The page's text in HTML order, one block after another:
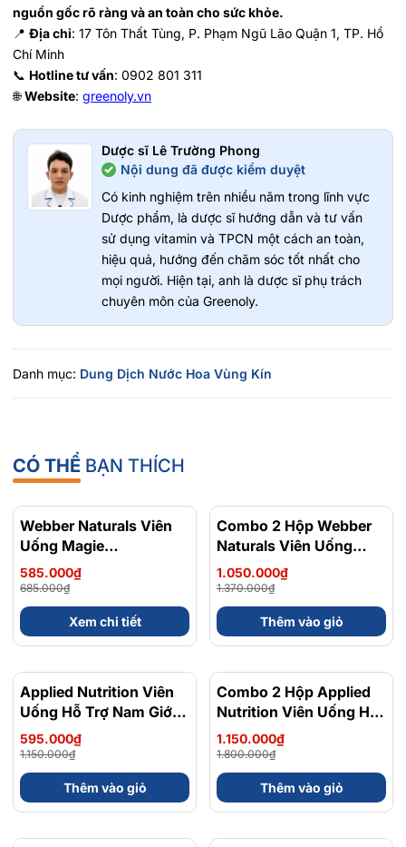
nguồn gốc rõ ràng và an toàn cho sức khỏe.
📍 Địa chỉ: 17 Tôn Thất Tùng, P. Phạm Ngũ Lão Quận 1, TP. Hồ
Chí Minh
📞 Hotline tư vấn: 0902 801 311
🌐Website: greenoly.vn
Dược sĩ Lê Trường Phong
Nội dung đã được kiểm duyệt
Có kinh nghiệm trên nhiều năm trong lĩnh vực
Dược phẩm, là dược sĩ hướng dẫn và tư vấn
sử dụng vitamin và TPCN một cách an toàn,
hiệu quả, hướng đến chăm sóc tốt nhất cho
mọi người. Hiện tại, anh là dược sĩ phụ trách
chuyên môn của Greenoly.
Danh mục: Dung Dịch Nước Hoa Vùng Kín
CÓ THỂ BẠN THÍCH
- 15%
Webber Naturals Viên
Uống Magie
Magnesium
Bisglycinate 200mg -
Chính Ngạch Canada,
Xuất VAT
585.000₫
685.000₫
Xem chi tiết
- 23%
Combo 2 Hộp Webber
Naturals Viên Uống
Magie Dễ Dàng Hấp
Làm Dịu Nhẹ Cho Hệ
Tiêu Hóa Magnesium
Bisglycinate 200mg -
Hộp 120 Viên
1.050.000₫
1.370.000₫
Thêm vào giỏ
- 48%
Applied Nutrition Viên
Uống Hỗ Trợ Nam Giới
120 viên - Chính Ngạch
Anh Quốc, Bán Chạy
595.000₫
1.150.000₫
Thêm vào giỏ
- 36%
Combo 2 Hộp Applied
Nutrition Viên Uống Hỗ
Trợ Nam Giới 120 viên
1.150.000₫
1.800.000₫
Thêm vào giỏ